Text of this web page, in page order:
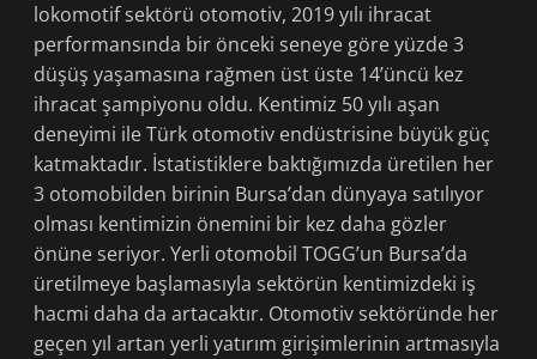
lokomotif sektörü otomotiv, 2019 yılı ihracat
performansında bir önceki seneye göre yüzde 3
düşüş yaşamasına rağmen üst üste 14’üncü kez
ihracat şampiyonu oldu. Kentimiz 50 yılı aşan
deneyimi ile Türk otomotiv endüstrisine büyük güç
katmaktadır. İstatistiklere baktığımızda üretilen her
3 otomobilden birinin Bursa’dan dünyaya satılıyor
olması kentimizin önemini bir kez daha gözler
önüne seriyor. Yerli otomobil TOGG’un Bursa’da
üretilmeye başlamasıyla sektörün kentimizdeki iş
hacmi daha da artacaktır. Otomotiv sektöründe her
geçen yıl artan yerli yatırım girişimlerinin artmasıyla